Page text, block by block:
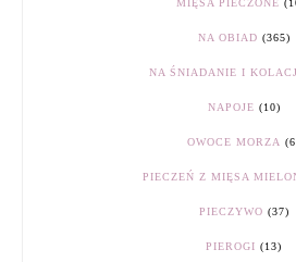
MIĘSA PIECZONE
NA OBIAD (365)
NA ŚNIADANIE I
NAPOJE (10)
OWOCE MORZA
PIECZEŃ Z MIĘSA
PIECZYWO (37)
PIEROGI (13)